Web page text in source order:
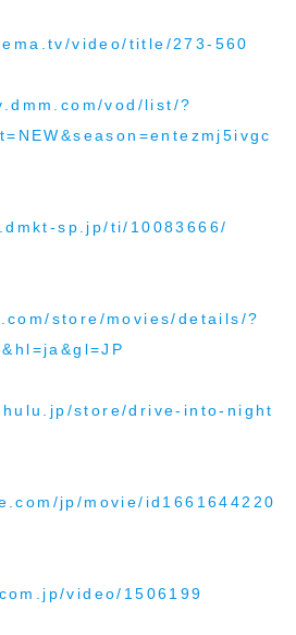
video/title/273-560
vod/list/?
sp.jp/ti/10083666/
store/movies/details/?
store/drive-into-night
jp/movie/id1661644220
video/1506199